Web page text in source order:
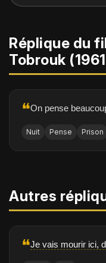
Réplique du
Tobrouk
❝On pense
Nuit Pense Prison
Autres
❝Je vais mourir ici,